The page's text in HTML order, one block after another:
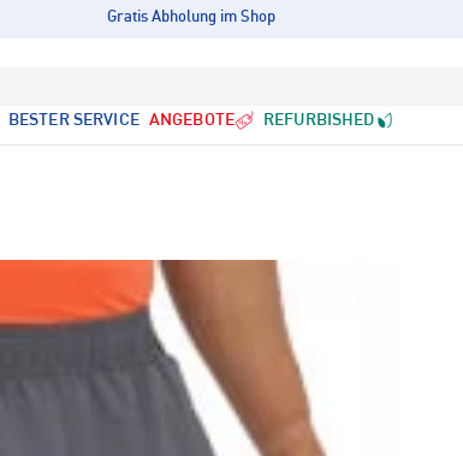
Gratis Abholung im Shop
BESTER SERVICE ANGEBOTE REFURBISHED